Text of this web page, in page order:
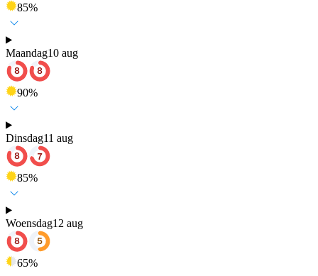
85%
Maandag10 aug
90%
Dinsdag11 aug
85%
Woensdag12 aug
65%